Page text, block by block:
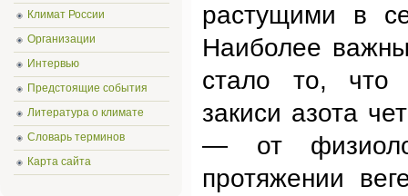
растущими в
Наиболее
стало то, что
закиси азота
— от
протяжении
Климат России
Организации
Интервью
Предстоящие события
Литература о климате
Словарь терминов
Карта сайта